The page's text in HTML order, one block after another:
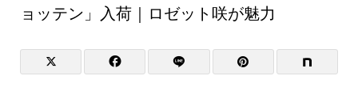
ョッテン」入荷｜ロゼット咲が魅力